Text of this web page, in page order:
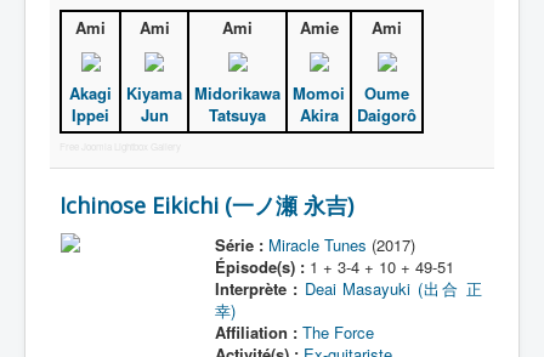
Ami
Akagi
Ippei
Ami
Kiyama
Jun
Ami
Midorikawa
Tatsuya
Amie
Momoi
Akira
Ami
Oume
Daigorô
Ichinose Eikichi (一ノ瀬 永吉)
Série : Miracle Tunes (2017)
Épisode(s) :1 + 3-4 + 10 + 49-51
Interprète : Deai Masayuki (出合 正
幸)
Affiliation : The Force